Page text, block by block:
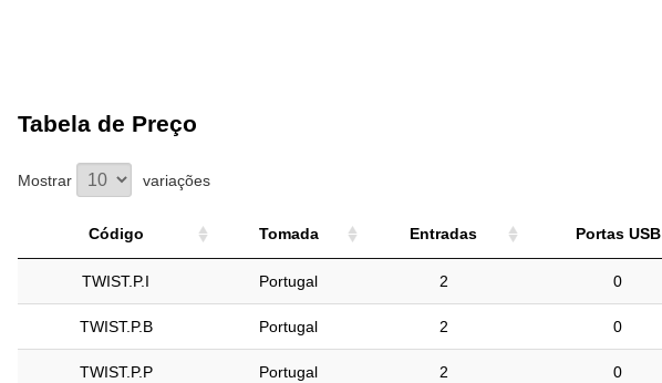
Tabela de Preço
Mostrar variações
Código Tomada Entradas Portas USB
Código Tomada Entradas Portas USB
TWIST.P.I Portugal 2 0
TWIST.P.B Portugal 2 0
TWIST.P.P Portugal 2 0